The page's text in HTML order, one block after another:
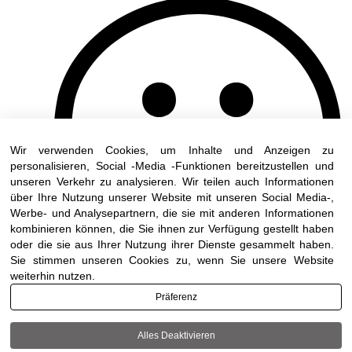
Terms of use Accessibility| All rights reserved to
Wir verwenden Cookies, um Inhalte und Anzeigen zu
personalisieren, Social -Media -Funktionen bereitzustellen und
unseren Verkehr zu analysieren. Wir teilen auch Informationen
über Ihre Nutzung unserer Website mit unseren Social Media-,
Werbe- und Analysepartnern, die sie mit anderen Informationen
kombinieren können, die Sie ihnen zur Verfügung gestellt haben
oder die sie aus Ihrer Nutzung ihrer Dienste gesammelt haben.
Sie stimmen unseren Cookies zu, wenn Sie unsere Website
weiterhin nutzen.
Präferenz
Alles Deaktivieren